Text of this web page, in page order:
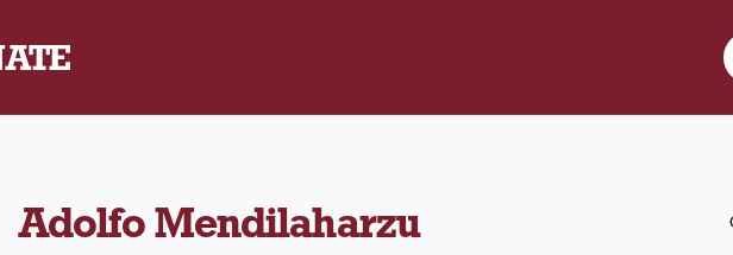
Adolfo Mendilaharzu